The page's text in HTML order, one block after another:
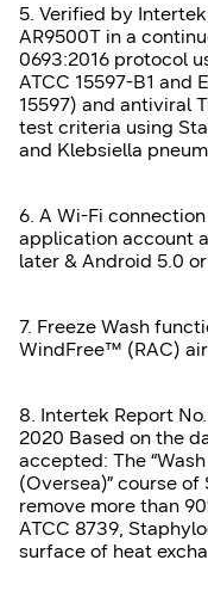
5. Verified by
AR9500T in a
0693:2016 protocol
ATCC 15597-B1 and
15597) and antiviral
test criteria using
and Klebsiella
6. A Wi-Fi
application account
later & Android 5.0
7. Freeze Wash
WindFree™ (RAC)
8. Intertek Report
2020 Based on the
accepted: The
(Oversea)” course
remove more than
ATCC 8739,
surface of heat